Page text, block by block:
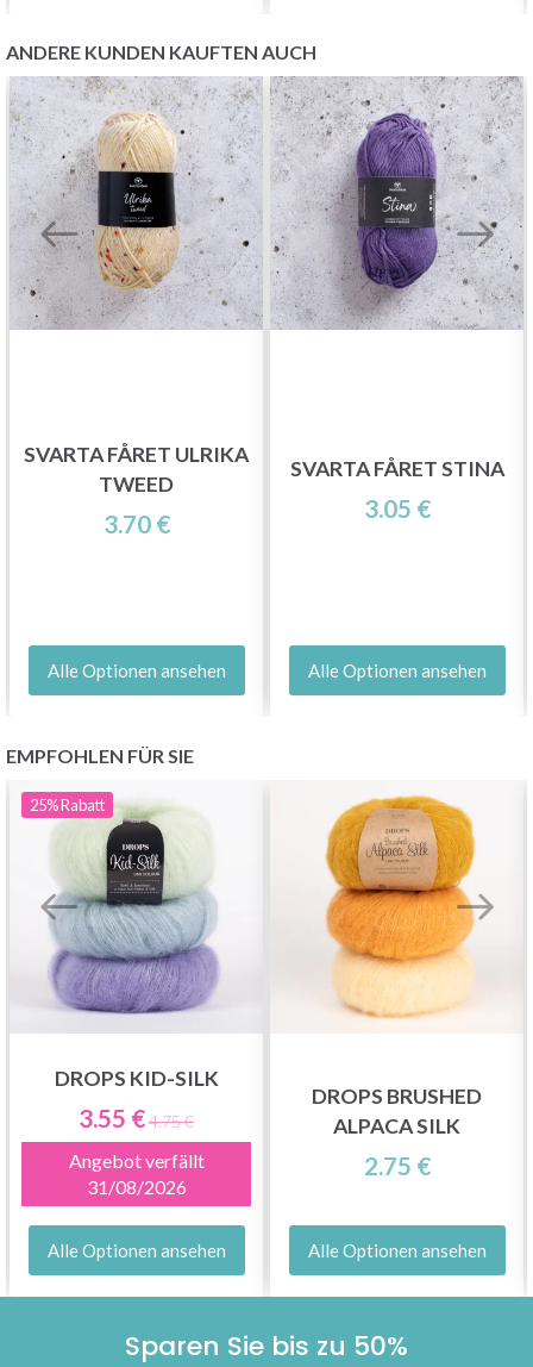
ANDERE KUNDEN KAUFTEN AUCH
SVARTA FÅRET ULRIKA
TWEED
3.70 €
Alle Optionen ansehen
SVARTA FÅRET STINA
3.05 €
Alle Optionen ansehen
EMPFOHLEN FÜR SIE
25%Rabatt
DROPS KID-SILK
3.55 €4.75 €
Angebot verfällt
31/08/2026
Alle Optionen ansehen
DROPS BRUSHED
ALPACA SILK
2.75 €
Alle Optionen ansehen
Sparen Sie bis zu 50%